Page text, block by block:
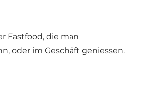
Fastfood, die man
oder im Geschäft geniessen.